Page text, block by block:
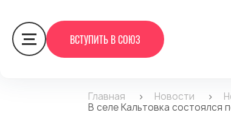
ВСТУПИТЬ В СОЮЗ
Главная > Новости >
В селе Кальтовка состоялся